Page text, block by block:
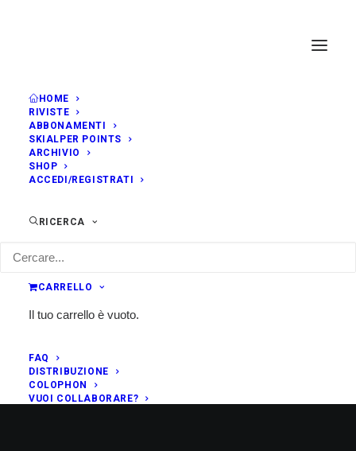
HOME
RIVISTE
ABBONAMENTI
SKIALPER POINTS
ARCHIVIO
SHOP
ACCEDI/REGISTRATI
RICERCA
CARRELLO
Il tuo carrello è vuoto.
FAQ
DISTRIBUZIONE
COLOPHON
VUOI COLLABORARE?